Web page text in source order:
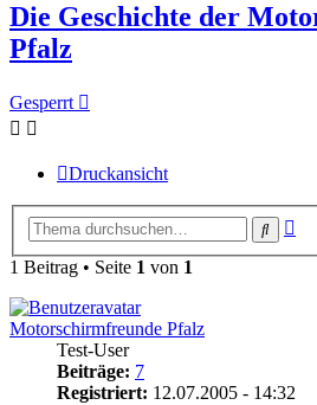
Die Geschichte der
Pfalz
Gesperrt
Druckansicht
Suche
1 Beitrag • Seite 1 von 1
Motorschirmfreunde Pfalz
Test-User
Beiträge: 7
Registriert: 12.07.2005 - 14:32